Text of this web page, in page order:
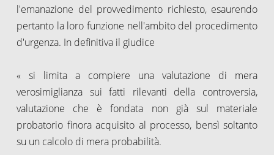
l'emanazione del provvedimento richiesto, esaurendo
pertanto la loro funzione nell'ambito del procedimento
d'urgenza. In definitiva il giudice
« si limita a compiere una valutazione di mera
verosimiglianza sui fatti rilevanti della controversia,
valutazione che è fondata non già sul materiale
probatorio finora acquisito al processo, bensì soltanto
su un calcolo di mera probabilità.